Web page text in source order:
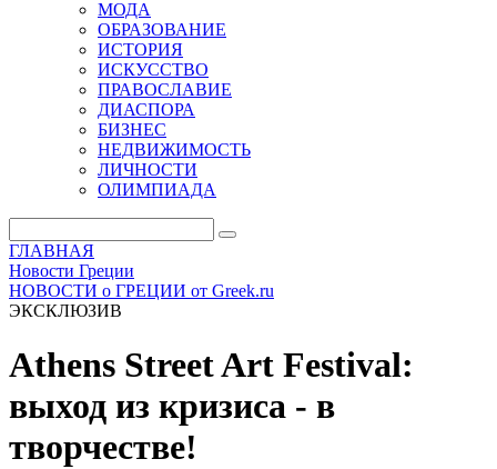
МОДА
ОБРАЗОВАНИЕ
ИСТОРИЯ
ИСКУССТВО
ПРАВОСЛАВИЕ
ДИАСПОРА
БИЗНЕС
НЕДВИЖИМОСТЬ
ЛИЧНОСТИ
ОЛИМПИАДА
ГЛАВНАЯ
Новости Греции
НОВОСТИ о ГРЕЦИИ от Greek.ru
ЭКСКЛЮЗИВ
Athens Street Art Festival:
выход из кризиса - в
творчестве!